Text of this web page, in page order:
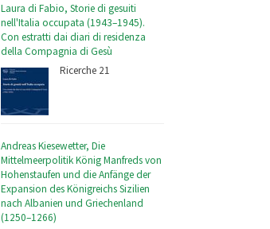
Laura di Fabio, Storie di gesuiti
nell'Italia occupata (1943–1945).
Con estratti dai diari di residenza
della Compagnia di Gesù
Ricerche 21
Andreas Kiesewetter, Die
Mittelmeerpolitik König Manfreds von
Hohenstaufen und die Anfänge der
Expansion des Königreichs Sizilien
nach Albanien und Griechenland
(1250–1266)